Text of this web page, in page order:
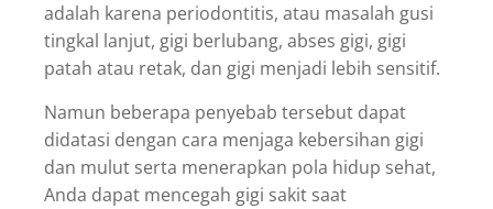
adalah karena periodontitis, atau masalah gusi
tingkal lanjut, gigi berlubang, abses gigi, gigi
patah atau retak, dan gigi menjadi lebih sensitif.
Namun beberapa penyebab tersebut dapat
didatasi dengan cara menjaga kebersihan gigi
dan mulut serta menerapkan pola hidup sehat,
Anda dapat mencegah gigi sakit saat